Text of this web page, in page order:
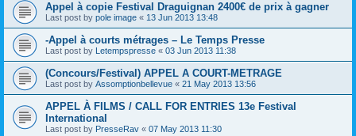
Appel à copie Festival Draguignan 2400€ de prix à gagner
Last post by pole image « 13 Jun 2013 13:48
-Appel à courts métrages – Le Temps Presse
Last post by Letempspresse « 03 Jun 2013 11:38
(Concours/Festival) APPEL A COURT-METRAGE
Last post by Assomptionbellevue « 21 May 2013 13:56
APPEL À FILMS / CALL FOR ENTRIES 13e Festival
International
Last post by PresseRav « 07 May 2013 11:30